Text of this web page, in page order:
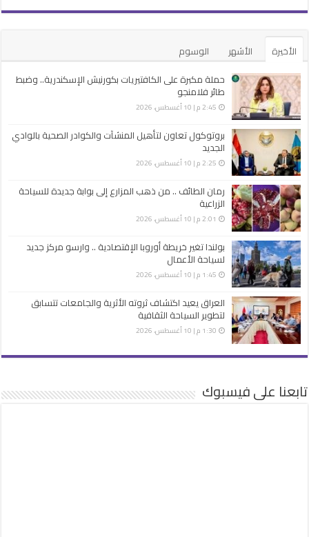
الأخيرة الأشهر
الوسوم
حملة مكبرة على الكافتيريات بكورنيش الإسكندرية.. وضبط
طائر فلامنجو
2:45 م | 10 أغسطس، 2026
بروتوكول تعاون لتأهيل المنشآت والكوادر الصحية بالوادي
الجديد
2:25 م | 10 أغسطس، 2026
رمان الطائف .. من ذهب المزارع إلى بوابة جديدة للسياحة
الزراعية
2:01 م | 10 أغسطس، 2026
بولندا تغير خريطة أوروبا الإقتصادية .. وارسو مركز جديد
لسياحة الأعمال
1:45 م | 10 أغسطس، 2026
العراق يعيد اكتشاف ثروته الأثرية والجامعات تتسابق
لتطوير السياحة الثقافية
1:30 م | 10 أغسطس، 2026
تابعنا على فيسبوك